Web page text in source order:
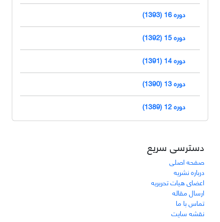
دوره 16 (1393)
دوره 15 (1392)
دوره 14 (1391)
دوره 13 (1390)
دوره 12 (1389)
دسترسی سریع
صفحه اصلی
درباره نشریه
اعضای هیات تحریریه
ارسال مقاله
تماس با ما
نقشه سایت